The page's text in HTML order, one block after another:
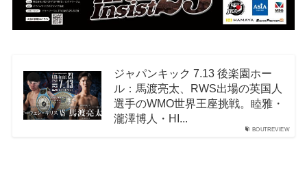
BOUTREVIEW
ジャパンキック 7.13 後楽園ホー
ル：馬渡亮太、RWS出場の英国人
選手のWMO世界王座挑戦。睦雅・
瀧澤博人・HI...